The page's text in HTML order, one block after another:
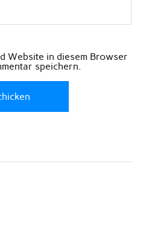
Website in diesem Browser
speichern.